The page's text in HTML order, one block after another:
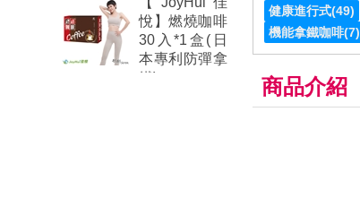
悅】燃燒咖啡
30入*1盒(日
本專利防彈拿
鐵)
健康進行式(49)
機能拿鐵咖啡(7)
商品介紹